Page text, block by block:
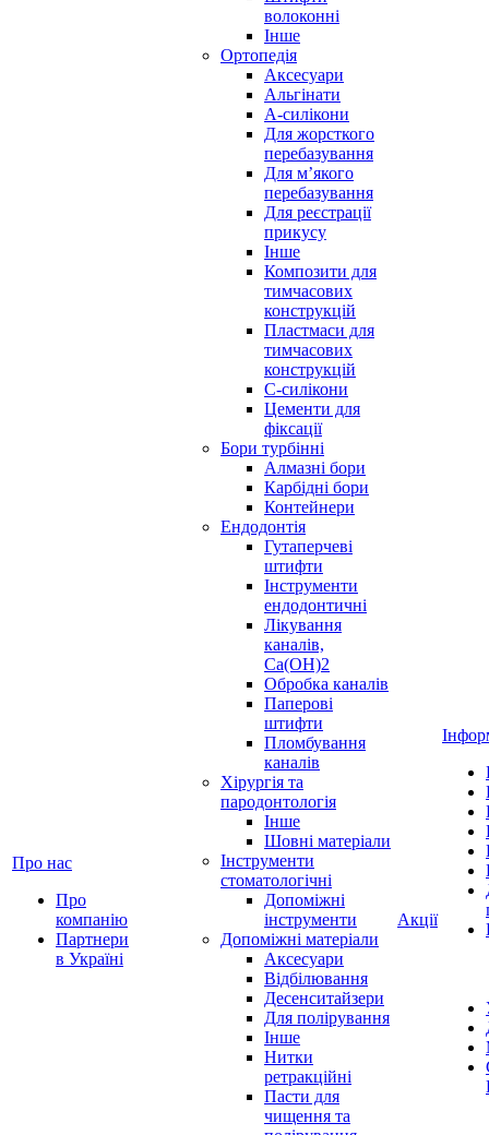
Про нас
Про
компанію
Партнери
в Україні
волоконні
Інше
Ортопедія
Аксесуари
Альгінати
А-силікони
Для жорсткого
перебазування
Для м’якого
перебазування
Для реєстрації
прикусу
Інше
Композити для
тимчасових
конструкцій
Пластмаси для
тимчасових
конструкцій
С-силікони
Цементи для
фіксації
Бори турбінні
Алмазні бори
Карбідні бори
Контейнери
Ендодонтія
Гутаперчеві
штифти
Інструменти
ендодонтичні
Лікування
каналів,
Ca(OH)2
Обробка каналів
Паперові
штифти
Пломбування
каналів
Хірургія та
пародонтологія
Інше
Шовні матеріали
Інструменти
стоматологічні
Допоміжні
інструменти
Допоміжні матеріали
Аксесуари
Відбілювання
Десенситайзери
Для полірування
Інше
Нитки
ретракційні
Пасти для
чищення та
Акції